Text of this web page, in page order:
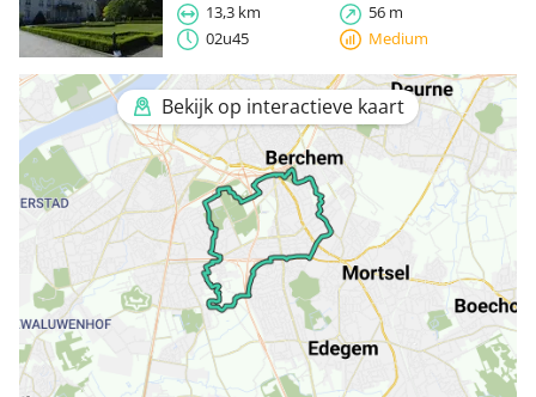
13,3 km
56 m
02u45
Medium
Bekijk op interactieve kaart